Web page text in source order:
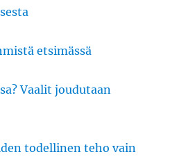
etsimässä
Vaalit joudutaan
todellinen teho vain